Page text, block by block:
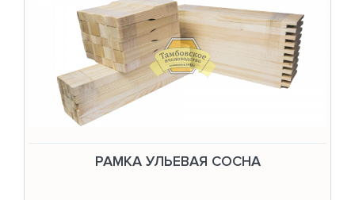
РАМКА УЛЬЕВАЯ СОСНА